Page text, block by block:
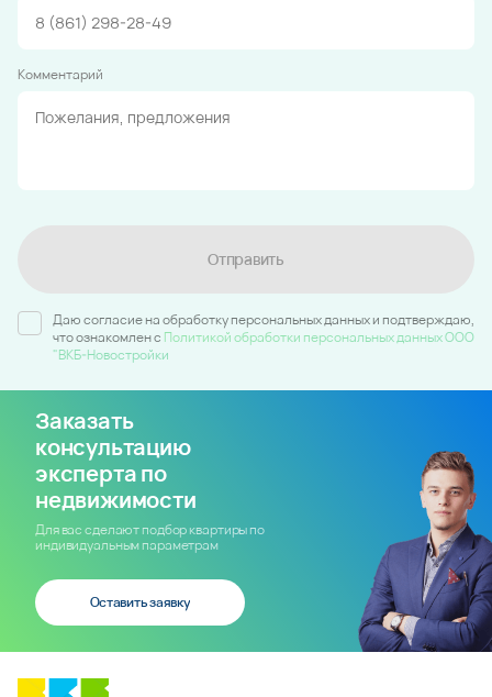
Комментарий
Отправить
Даю согласие на обработку персональных данных и подтверждаю,
что ознакомлен c Политикой обработки персональных данных ООО
"ВКБ-Новостройки
Заказать
консультацию
эксперта по
недвижимости
Для вас сделают подбор квартиры по
индивидуальным параметрам
Оставить заявку